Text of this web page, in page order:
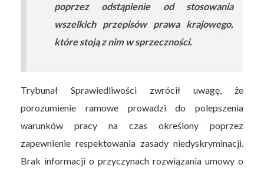
poprzez odstąpienie od stosowania
wszelkich przepisów prawa krajowego,
które stoją z nim w sprzeczności.
Trybunał Sprawiedliwości zwrócił uwagę, że
porozumienie ramowe prowadzi do polepszenia
warunków pracy na czas określony poprzez
zapewnienie respektowania zasady niedyskryminacji.
Brak informacji o przyczynach rozwiązania umowy o